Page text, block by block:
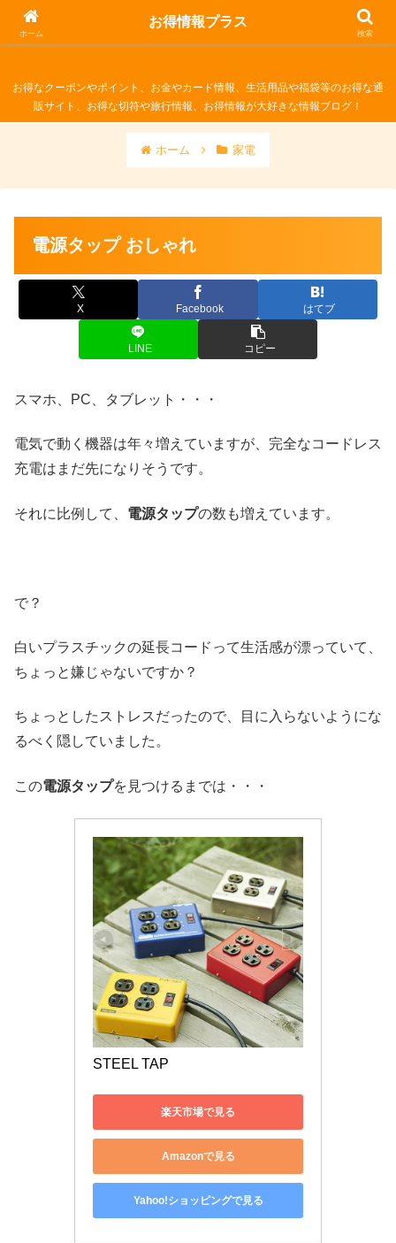
お得情報プラス
お得なクーポンやポイント、お金やカード情報、生活用品や福袋等のお得な通
販サイト、お得な切符や旅行情報、お得情報が大好きな情報ブログ！
ホーム 家電
電源タップ おしゃれ
X Facebook はてブ
LINE コピー
スマホ、PC、タブレット・・・
電気で動く機器は年々増えていますが、完全なコードレス
充電はまだ先になりそうです。
それに比例して、 電源タップの数も増えています。
で？
白いプラスチックの延長コードって生活感が漂っていて、
ちょっと嫌じゃないですか？
ちょっとしたストレスだったので、目に入らないようにな
るべく隠していました。
この電源タップを見つけるまでは・・・
STEEL TAP
楽天市場で見る
Amazonで見る
Yahoo!ショッピングで見る
ホーム
お得情報プラス
検索